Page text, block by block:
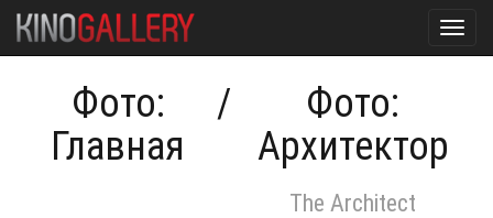
Фото:
Главная
/
Фото:
Архитектор
The Architect